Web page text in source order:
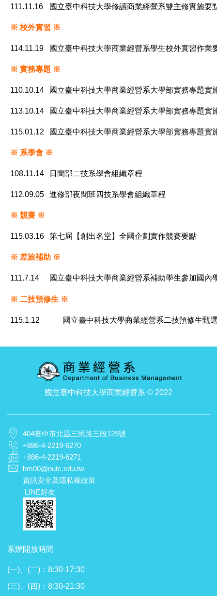
111.11.16 國立臺中科技大學修讀商業經營系雙主修實施要
※ 校外實習 ※
114.11.19 國立臺中科技大學商業經營系學生校外實習作業
※ 實務專題 ※
110.10.14 國立臺中科技大學商業經營系大學部實務專題實
113.10.14 國立臺中科技大學商業經營系大學部實務專題實
115.01.12 國立臺中科技大學商業經營系大學部實務專題實
※ 系學會 ※
108.11.14 日間部二技系學會組織章程
112.09.05 進修部夜間班四技系學會組織章程
※ 競賽 ※
115.03.16 第七屆【創出名堂】全國企劃實作競賽要點
※ 差旅補助 ※
111.7.14 國立臺中科技大學商業經營系補助學生參加國內
※ 二技預修生 ※
115.1.12 國立臺中科技大學商業經營系二技預修生甄
國立臺中科技大學商業經營系 © 2022
404臺中市北區三民路三段129號
+886-4-2219-6270
+886-4-2219-6271
bm00@nutc.edu.tw
資訊安全及隱私權政策
LINE好友
系辦開放時間
(一)、(二)：8:30-17:30
(三)、(四)：8:30-21:30